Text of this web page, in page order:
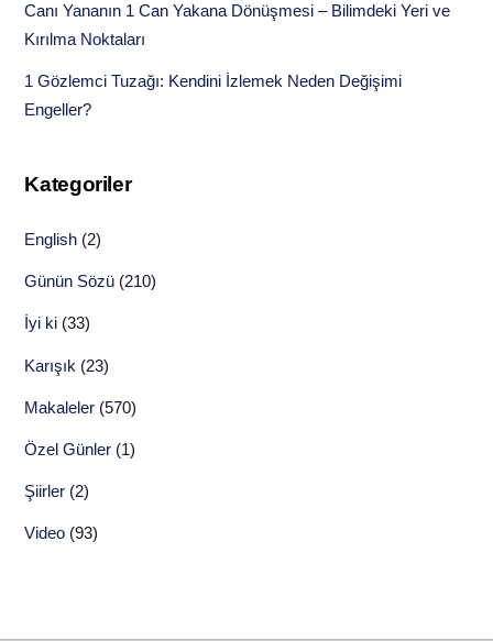
Canı Yananın 1 Can Yakana Dönüşmesi – Bilimdeki Yeri ve
Kırılma Noktaları
1 Gözlemci Tuzağı: Kendini İzlemek Neden Değişimi
Engeller?
Kategoriler
English (2)
Günün Sözü (210)
İyi ki (33)
Karışık (23)
Makaleler (570)
Özel Günler (1)
Şiirler (2)
Video (93)